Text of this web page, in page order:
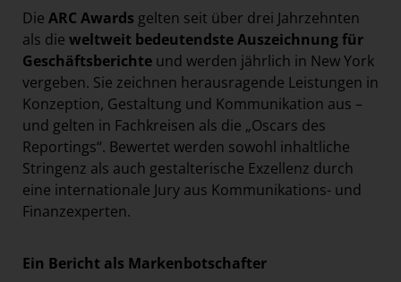
Vöslauer
NMK
MEDIA
KONTAKT
Die ARC Awards gelten seit über drei Jahrzehnten
als die weltweit bedeutendste Auszeichnung für
Geschäftsberichte und werden jährlich in New York
vergeben. Sie zeichnen herausragende Leistungen in
Konzeption, Gestaltung und Kommunikation aus –
und gelten in Fachkreisen als die „Oscars des
Reportings“. Bewertet werden sowohl inhaltliche
Stringenz als auch gestalterische Exzellenz durch
eine internationale Jury aus Kommunikations- und
Finanzexperten.
Ein Bericht als Markenbotschafter